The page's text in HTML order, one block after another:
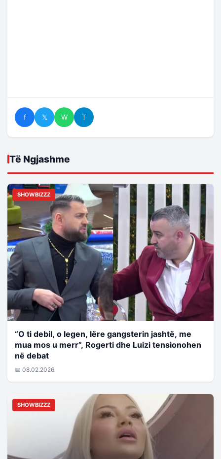
f 𝕏 W T
Të Ngjashme
SHOWBIZZZ
“O ti debil, o legen, lëre gangsterin jashtë, me
mua mos u merr”, Rogerti dhe Luizi tensionohen
në debat
📅 08.02.2026
SHOWBIZZZ